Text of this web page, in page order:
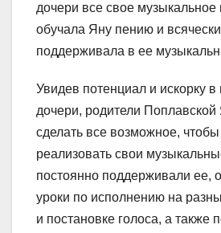
дочери все свое
обучала Яну пению и
поддерживала в ее
Увидев потенциал и искорку в
дочери, родители
сделать все возможное,
реализовать свои
постоянно поддерживали ее,
уроки по исполнению на
и постановке голоса, а также